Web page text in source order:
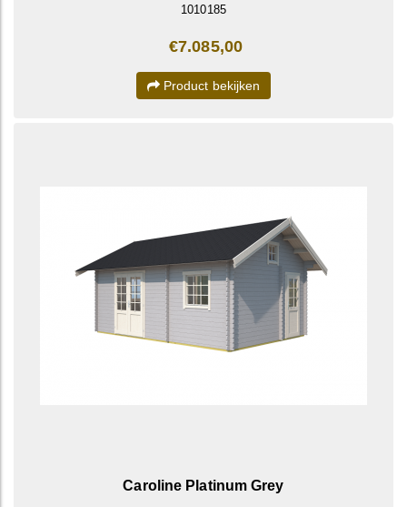
1010185
€7.085,00
Product bekijken
Caroline Platinum Grey